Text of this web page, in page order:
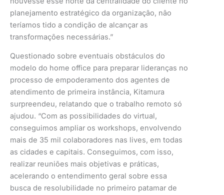
planejamento estratégico da organização, não
teríamos tido a condição de alcançar as
transformações necessárias.”
Questionado sobre eventuais obstáculos do
modelo do home office para preparar lideranças no
processo de empoderamento dos agentes de
atendimento de primeira instância, Kitamura
surpreendeu, relatando que o trabalho remoto só
ajudou. “Com as possibilidades do virtual,
conseguimos ampliar os workshops, envolvendo
mais de 35 mil colaboradores nas lives, em todas
as cidades e capitais. Conseguimos, com isso,
realizar reuniões mais objetivas e práticas,
acelerando o entendimento geral sobre essa
busca de resolubilidade no primeiro patamar de